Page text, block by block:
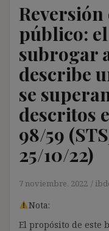
público:
subrogar
describe
se
descritos
98/59
25/10/22)
7 noviembre, 2022
Nota:
El propósito de este